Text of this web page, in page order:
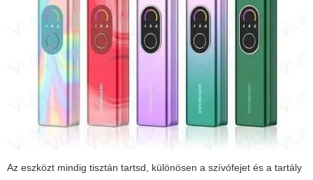
Az eszközt mindig tisztán tartsd, különösen a szívófejet és a tartály